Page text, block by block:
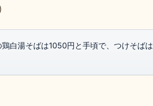
)
白湯そばは1050円と手頃で、つけそばは